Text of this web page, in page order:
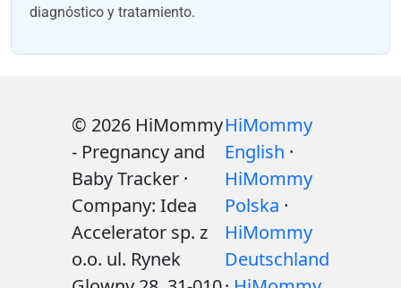
diagnóstico y tratamiento.
© 2026 HiMommy
- Pregnancy and
Baby Tracker ·
Company: Idea
Accelerator sp. z
o.o. ul. Rynek
HiMommy
English ·
HiMommy
Polska ·
HiMommy
Deutschland